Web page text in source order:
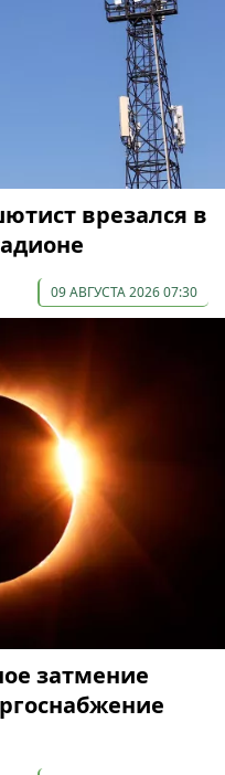
врезался в
09 АВГУСТА 2026 07:30
затмение